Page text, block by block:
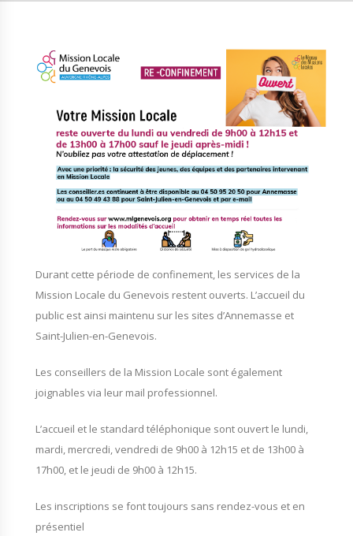
Durant cette période de confinement, les services de la
Mission Locale du Genevois restent ouverts. L’accueil du
public est ainsi maintenu sur les sites d’Annemasse et
Saint-Julien-en-Genevois.
Les conseillers de la Mission Locale sont également
joignables via leur mail professionnel.
L’accueil et le standard téléphonique sont ouvert le lundi,
mardi, mercredi, vendredi de 9h00 à 12h15 et de 13h00 à
17h00, et le jeudi de 9h00 à 12h15.
Les inscriptions se font toujours sans rendez-vous et en
présentiel